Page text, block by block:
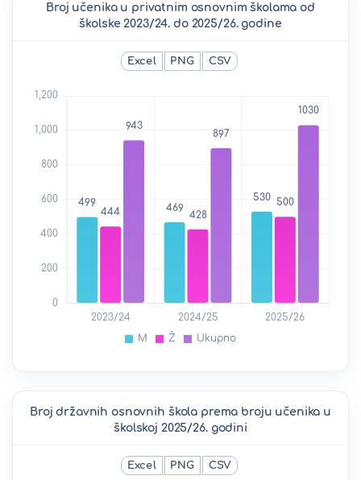
Broj učenika u privatnim osnovnim školama od
školske 2023/24. do 2025/26. godine
Excel PNG CSV
Broj državnih osnovnih škola prema broju učenika u
školskoj 2025/26. godini
Excel PNG CSV